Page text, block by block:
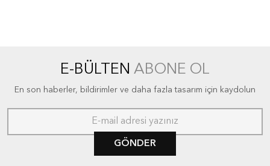
E-BÜLTEN ABONE OL
En son haberler, bildirimler ve daha fazla tasarım için kaydolun
GÖNDER